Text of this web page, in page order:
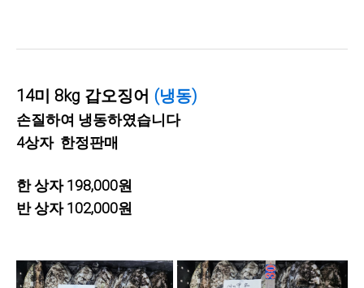
14미 8kg 갑오징어 (냉동)
손질하여 냉동하였습니다
4상자 한정판매
한 상자 198,000원
반 상자 102,000원